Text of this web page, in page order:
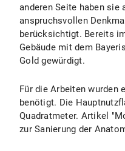
anderen Seite haben sie
anspruchsvollen
berücksichtigt. Bereits
Gebäude mit dem
Gold gewürdigt.
Für die Arbeiten wurden
benötigt. Die
Quadratmeter. Artikel
zur Sanierung der